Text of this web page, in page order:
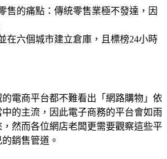
售的痛點：傳統零售業極不發達，因
在六個城市建立倉庫，且標榜24小時
電商平台都不難看出「網路購物」依
的主流，因此電子商務的平台會如雨
然而各位網店老闆更需要觀察這些平
銷售管道。